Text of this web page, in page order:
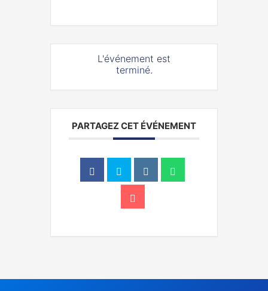
L'événement est
terminé.
PARTAGEZ CET ÉVÉNEMENT